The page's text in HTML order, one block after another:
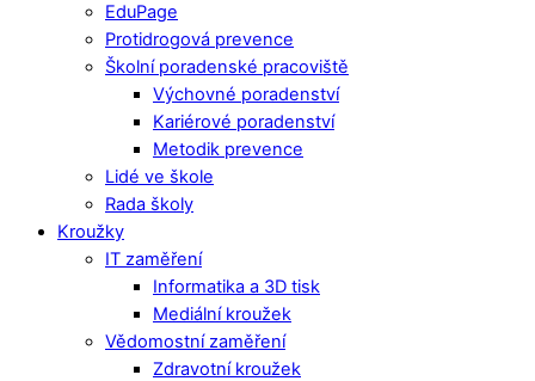
EduPage
Protidrogová prevence
Školní poradenské pracoviště
Výchovné poradenství
Kariérové poradenství
Metodik prevence
Lidé ve škole
Rada školy
Kroužky
IT zaměření
Informatika a 3D tisk
Mediální kroužek
Vědomostní zaměření
Zdravotní kroužek